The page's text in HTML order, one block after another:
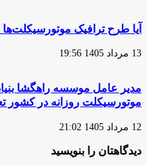
آیا طرح ترافیک
13 مرداد 1405 19:56
مدیر عامل موسسه راهگشا
موتورسیکلت روزانه در کشور
12 مرداد 1405 21:02
دیدگاهتان را بنویسید